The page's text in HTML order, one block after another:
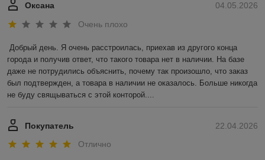
04.05.2026
Оксана
Очень плохо
Добрый день. Я очень расстроилась, приехав из другого конца
города и получив ответ, что такого товара нет в наличии. На базе
даже не потрудились объяснить, почему так произошло, что заказ
был подтвержден, а товара в наличии не оказалось. Больше никогда
не буду свящываться с этой конторой....
22.04.2026
Покупатель
Отлично